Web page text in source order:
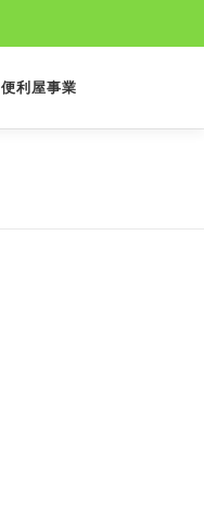
便利屋事業